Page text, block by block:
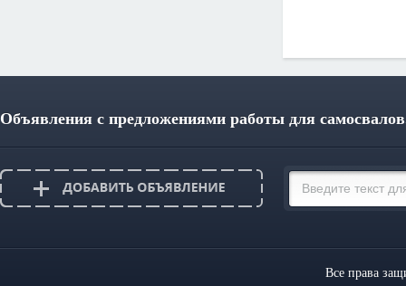
Объявления с предложениями работы для
Все права